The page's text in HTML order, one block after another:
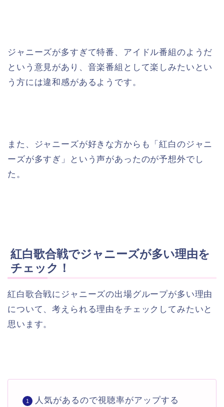
ジャニーズが多すぎて特番、アイドル番組のようだ
という意見があり、音楽番組として楽しみたいとい
う方には違和感があるようです。
また、ジャニーズが好きな方からも「紅白のジャニ
ーズが多すぎ」という声があったのが予想外でし
た。
紅白歌合戦でジャニーズが多い理由を
チェック！
紅白歌合戦にジャニーズの出場グループが多い理由
について、考えられる理由をチェックしてみたいと
思います。
人気があるので視聴率がアップする